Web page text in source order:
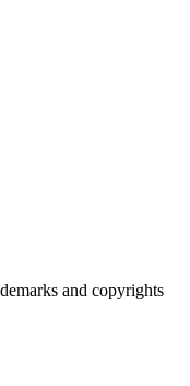
and copyrights